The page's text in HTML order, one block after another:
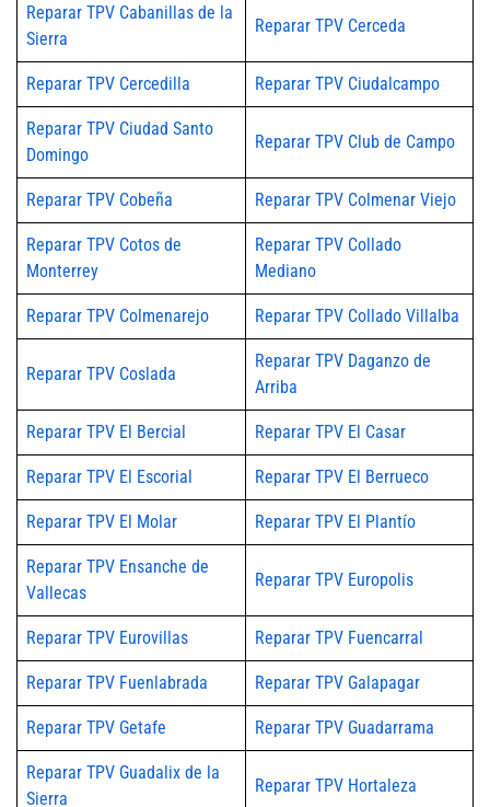
Reparar TPV Cabanillas de la
Sierra
Reparar TPV Cerceda
Reparar TPV Cercedilla Reparar TPV Ciudalcampo
Reparar TPV Ciudad Santo
Domingo
Reparar TPV Club de Campo
Reparar TPV Cobeña Reparar TPV Colmenar Viejo
Reparar TPV Cotos de
Monterrey
Reparar TPV Collado
Mediano
Reparar TPV Colmenarejo Reparar TPV Collado Villalba
Reparar TPV Coslada
Reparar TPV Daganzo de
Arriba
Reparar TPV El Bercial Reparar TPV El Casar
Reparar TPV El Escorial Reparar TPV El Berrueco
Reparar TPV El Molar Reparar TPV El Plantío
Reparar TPV Ensanche de
Vallecas
Reparar TPV Europolis
Reparar TPV Eurovillas Reparar TPV Fuencarral
Reparar TPV Fuenlabrada Reparar TPV Galapagar
Reparar TPV Getafe Reparar TPV Guadarrama
Reparar TPV Guadalix de la
Sierra
Reparar TPV Hortaleza